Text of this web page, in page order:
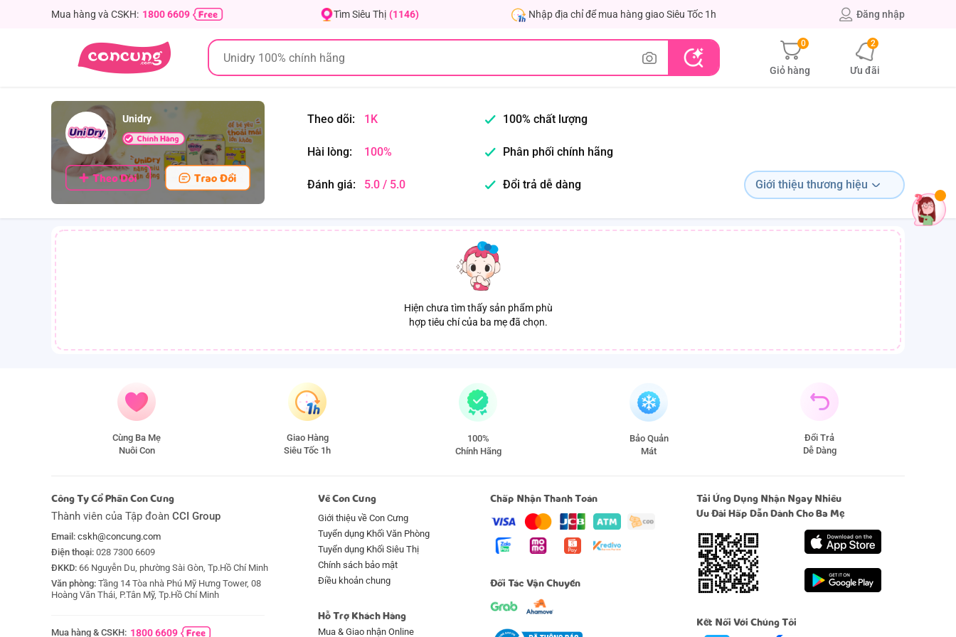
Mua hàng và CSKH: 1800 6609 Tìm Siêu Thị (1146) Nhập địa chỉ để mua hàng giao Siêu Tốc 1h Đăng nhập
0
Giỏ hàng
2
Ưu đãi
Unidry Theo dõi: 1K
Hài lòng: 100%
Đánh giá: 5.0 / 5.0
100% chất lượng
Phân phối chính hãng
Đổi trả dễ dàng Giới thiệu thương hiệu
Hiện chưa tìm thấy sản phẩm phù
hợp tiêu chí của ba mẹ đã chọn.
Cùng Ba Mẹ
Nuôi Con
Giao Hàng
Siêu Tốc 1h
100%
Chính Hãng
Bảo Quản
Mát
Đổi Trả
Dễ Dàng
Công Ty Cổ Phần Con Cưng
Thành viên của Tập đoàn CCI Group
Email: cskh@concung.com
Điện thoại: 028 7300 6609
ĐKKD: 66 Nguyễn Du, phường Sài Gòn, Tp.Hồ Chí Minh
Văn phòng: Tầng 14 Tòa nhà Phú Mỹ Hưng Tower, 08
Hoàng Văn Thái, P.Tân Mỹ, Tp.Hồ Chí Minh
Mua hàng & CSKH: 1800 6609
Về Con Cưng
Giới thiệu về Con Cưng
Tuyển dụng Khối Văn Phòng
Tuyển dụng Khối Siêu Thị
Chính sách bảo mật
Điều khoản chung
Hỗ Trợ Khách Hàng
Mua & Giao nhận Online
Chấp Nhận Thanh Toán
Đối Tác Vận Chuyển
Tải Ứng Dụng Nhận Ngay Nhiều
Ưu Đãi Hấp Dẫn Dành Cho Ba Mẹ
Kết Nối Với Chúng Tôi